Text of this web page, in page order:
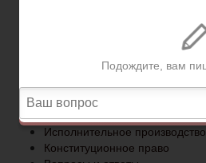
Главная
Социальное обеспечение
Квитанции ЖКХ
Исполнительное производство
Конституционное право